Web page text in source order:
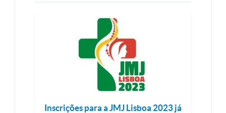
Inscrições para a JMJ Lisboa 2023 já